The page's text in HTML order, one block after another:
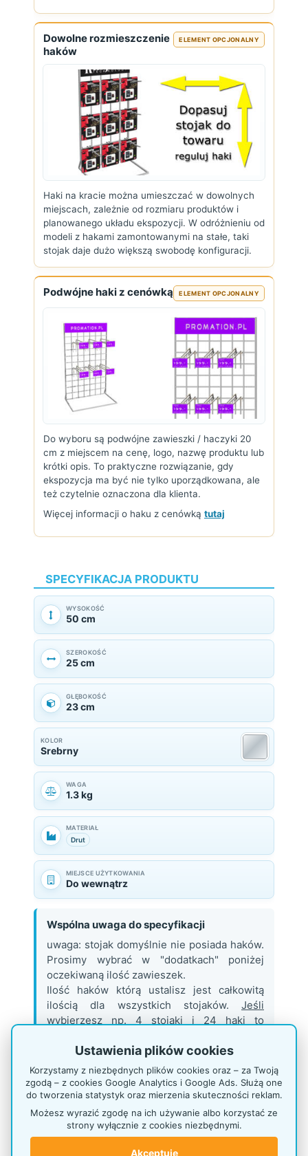
Dowolne rozmieszczenie
haków
ELEMENT OPCJONALNY
Haki na kracie można umieszczać w dowolnych
miejscach, zależnie od rozmiaru produktów i
planowanego układu ekspozycji. W odróżnieniu od
modeli z hakami zamontowanymi na stałe, taki
stojak daje dużo większą swobodę konfiguracji.
Podwójne haki z cenówką ELEMENT OPCJONALNY
Do wyboru są podwójne zawieszki / haczyki 20
cm z miejscem na cenę, logo, nazwę produktu lub
krótki opis. To praktyczne rozwiązanie, gdy
ekspozycja ma być nie tylko uporządkowana, ale
też czytelnie oznaczona dla klienta.
Więcej informacji o haku z cenówką tutaj
SPECYFIKACJA PRODUKTU
WYSOKOŚĆ
50 cm
SZEROKOŚĆ
25 cm
GŁĘBOKOŚĆ
23 cm
KOLOR
Srebrny
WAGA
1.3 kg
MATERIAŁ
Drut
MIEJSCE UŻYTKOWANIA
Do wewnątrz
Wspólna uwaga do specyfikacji
uwaga: stojak domyślnie nie posiada haków.
Prosimy wybrać w "dodatkach" poniżej
oczekiwaną ilość zawieszek.
Ilość haków którą ustalisz jest całkowitą
ilością dla wszystkich stojaków. Jeśli
wybierzesz np. 4 stojaki i 24 haki to
DODATKI
Hak podw. 20 cm
Ustawienia plików cookies
Korzystamy z niezbędnych plików cookies oraz – za Twoją
zgodą – z cookies Google Analytics i Google Ads. Służą one
do tworzenia statystyk oraz mierzenia skuteczności reklam.
Możesz wyrazić zgodę na ich używanie albo korzystać ze
strony wyłącznie z cookies niezbędnymi.
Akceptuję